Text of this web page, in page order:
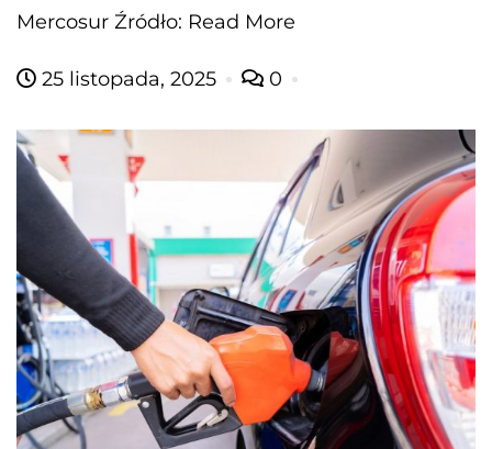
Mercosur Źródło: Read More
25 listopada, 2025 0